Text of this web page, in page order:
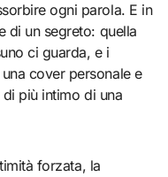
ogni parola. E in
di un segreto: quella
ci guarda, e i
cover personale e
di più intimo di una
forzata, la